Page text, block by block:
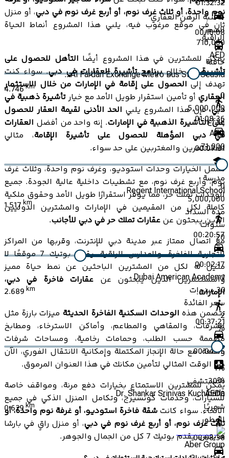
نوم واحدة، أو ثلاث غرف نوم، أو أربع غرف نوم في دبي، أو منزل
ثانٍ في موقع مرغوب فيه، يلبي هذا المشروع أنماط الحياة
الراقية.
يمكن للمشترين في هذا المشروع أيضًا التأهل للحصول على
تأشيرةمن خلالبرنامج تأشيرة العقارات في دبي. سواء كنت
تهدف إلى الحصول على إقامة في الإمارات من خلال الاستثمار
العقاري أو تأمين استقرار طويل الأمد مع خيارتأشيرة ذهبية في
دبي، فإن هذا المشروع يلبي الحد الأدنى لقيمة العقار للحصول
على التأشيرة الذهبية في الإمارات. إنه واحد من أفضل العقارات
في دبي المؤهلة للحصول على تأشيرة الإقامة، مثالي
للمستثمرين والمغتربين على حد سواء.
تشمل الخيارات وحدات استوديو، وغرف نوم واحدة، وثلاث غرف
نوم، وأربع غرف نوم، مع تشطيبات داخلية عالية الجودة. جميع
الوحدات تملك حر، مما يوفر استقرارًا طويل الأمد وحقوق ملكية
كاملة لكل من المقيمين في الإمارات والمشترين الدوليين
الذين يبحثون عن عقارات تملك حر في دبي للأجانب.
مع اتصال ممتاز عبر مدينة دبي للإنترنت، وقربها من المراكز
التجارية الفاخرة، والمدارس الراقية، يقدم بوتيك 7 موقعًا لا
مثيل له لكل من المشترين الباحثين عن نمط حياة مميز
والمستثمرين الذين يبحثون عن عقارات فاخرة في دبي،
الإمارات.
تتضمن هذه الوحدات السكنية الفاخرة الحديثة ميزات بارزة مثل
الشرفات، والمقاهي والمطاعم، وأماكن الاسترخاء، ومطابخ
مصممة حسب الطلب، وحمامات رخامية، ومساحات شرفات
واسعة. مع حالة الإنجاز المكتملة وإمكانية الانتقال الفوري، الآن
هو الوقت المثالي لتأمين مكانك في هذا العنوان المرموق.
يمكن للمشترين الاستمتاع بخيارات دفع مرنة، ومواقف خاصة
للسيارات، وخدمات كونسيرج، وتكامل المنزل الذكي في جميع
الأنحاء. سواء كانتشقة فاخرة استوديو، أو غرفة نوم واحدة، أو
ثلاث غرف نوم، أو أربع غرف نوم في دبي، أو منزل راقٍ في بارشا
هايتس، يقدم بوتيك 7 كل من الجمال والجوهر.
01:32:32
00:10:08
حافلة
Al Fardan Exchange Metro Bus Stop Seasid...
4.746km
01:08:36
00:07:31
مدرسة
Regent International School
1.517 km
00:20:57
00:02:17
Dubai American Academy
2.689 km
00:37:21
00:04:05
المستشفى
Dr. Shankar Srinivas Kuchibatla
0.629km
00:08:38
حاسبة الرهن العقاري
السعر
710,000
AED
0
5,000,000
إيداع
AED
71,000
0
5,000,000
مدة السداد
سنوات
20
1
30سنوات
سعر الفائدة
2
%
1%
30%
AED0
شهريًا
المطور
Aber Group